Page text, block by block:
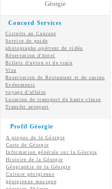
Géorgie
Concord Services
Circuits au Caucase
Service de guide
photographe,opérteur de vidéo
Réservation d'hotel
Billets d'avion et de train
Visa
Reservation de Restaurant et de casino
Evénements
voyage d'affaire
Location de transport de haute classe
Transfer aeroport
Profil Géorgie
A propos de la Géorgie
Carte de Géorgie
Information générale sur la Géorgie
Histoire de la Géorgie
Géographie de la Géorgie
Culture géorgienne
géorgienne musique